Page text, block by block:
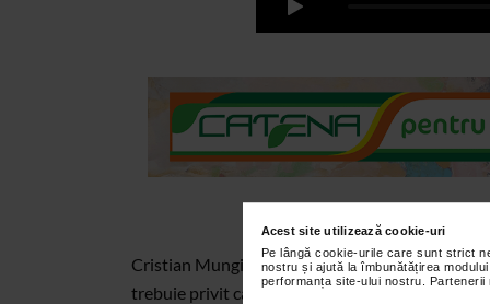
Acest site utilizează cookie-uri
Pe lângă cookie-urile care sunt strict
nostru și ajută la îmbunătățirea
performanța site-ului nostru.
Cristian Mungiu: "Filmul european nu trebuie
trebuie privit ca un film la care sa se intample